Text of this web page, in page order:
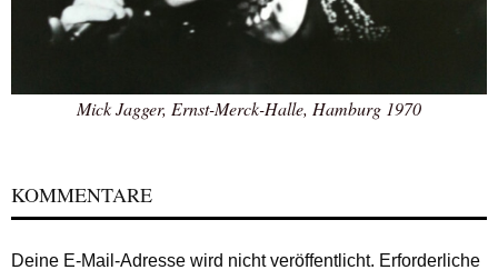
Mick Jagger, Ernst-Merck-Halle, Hamburg 1970
KOMMENTARE
Deine E-Mail-Adresse wird nicht veröffentlicht. Erforderliche